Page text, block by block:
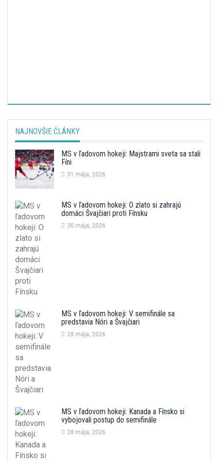
NAJNOVŠIE ČLÁNKY
MS v ľadovom hokeji: Majstrami sveta sa stali
Fíni
31 mája, 2026
MS v ľadovom hokeji: O zlato si zahrajú
domáci Švajčiari proti Fínsku
30 mája, 2026
MS v ľadovom hokeji: V semifinále sa
predstavia Nóri a Švajčiari
28 mája, 2026
MS v ľadovom hokeji: Kanada a Fínsko si
vybojovali postup do semifinále
28 mája, 2026